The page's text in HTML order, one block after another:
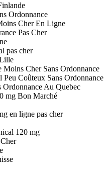
Ordonnance
Cher En Ligne
Pas Cher
pas cher
Cher Sans Ordonnance
Coûteux Sans Ordonnance
Au Quebec
mg Bon Marché
en ligne pas cher
120 mg